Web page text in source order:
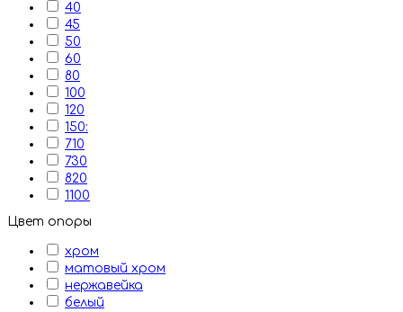
40
45
50
60
80
100
120
150:
710
730
820
1100
Цвет опоры
хром
матовый хром
нержавейка
белый